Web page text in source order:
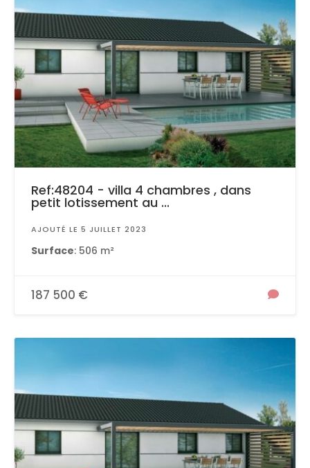
Ref:48204 - villa 4 chambres , dans
petit lotissement au ...
AJOUTÉ LE 5 JUILLET 2023
Surface: 506 m²
187 500 €